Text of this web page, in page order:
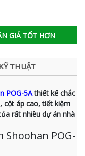
GIÁ TỐT HƠN
THUẬT
POG-5Athiết kế chắc
cột áp cao, tiết kiệm
rất nhiều dự án nhà
POG-